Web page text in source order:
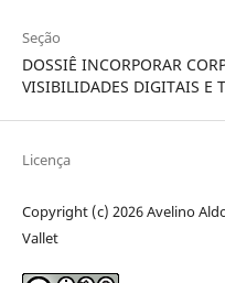
Seção
DOSSIÊ INCORPORAR
VISIBILIDADES DIGITAIS E
Licença
Copyright (c) 2026 Avelino
Vallet